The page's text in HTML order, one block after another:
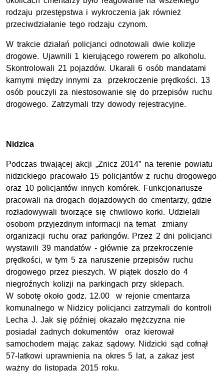
rodzaju przestępstwa i wykroczenia jak również
przeciwdziałanie tego rodzaju czynom.
W trakcie działań policjanci odnotowali dwie kolizje
drogowe. Ujawnili 1 kierującego rowerem po alkoholu.
Skontrolowali 21 pojazdów. Ukarali 6 osób mandatami
karnymi między innymi za przekroczenie prędkości. 13
osób pouczyli za niestosowanie się do przepisów ruchu
drogowego. Zatrzymali trzy dowody rejestracyjne.
Nidzica
Podczas trwającej akcji „Znicz 2014” na terenie powiatu
nidzickiego pracowało 15 policjantów z ruchu drogowego
oraz 10 policjantów innych komórek. Funkcjonariusze
pracowali na drogach dojazdowych do cmentarzy, gdzie
rozładowywali tworzące się chwilowo korki. Udzielali
osobom przyjezdnym informacji na temat zmiany
organizacji ruchu oraz parkingów. Przez 2 dni policjanci
wystawili 39 mandatów - głównie za przekroczenie
prędkości, w tym 5 za naruszenie przepisów ruchu
drogowego przez pieszych. W piątek doszło do 4
niegroźnych kolizji na parkingach przy sklepach.
W sobotę około godz. 12.00 w rejonie cmentarza
komunalnego w Nidzicy policjanci zatrzymali do kontroli
Lecha J. Jak się później okazało mężczyzna nie
posiadał żadnych dokumentów oraz kierował
samochodem mając zakaz sądowy. Nidzicki sąd cofnął
57-latkowi uprawnienia na okres 5 lat, a zakaz jest
ważny do listopada 2015 roku.